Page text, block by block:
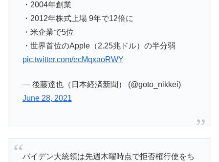
・2004年創業
・2012年株式上場 9年で12倍に
・米企業で5位
・世界首位のApple（2.25兆ドル）の半分弱
pic.twitter.com/ecMqxaoRWY
— 後藤達也（日本経済新聞） (@goto_nikkei)
June 28, 2021
バイデン大統領は先週木曜時点で拒否権行使をち